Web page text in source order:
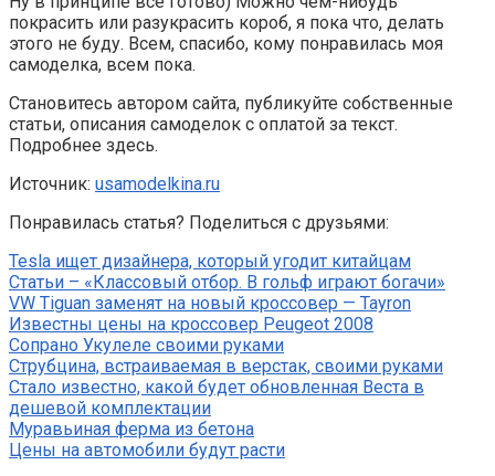
покрасить или разукрасить короб, я пока что, делать
этого не буду. Всем, спасибо, кому понравилась моя
самоделка, всем пока.
Становитесь автором сайта, публикуйте собственные
статьи, описания самоделок с оплатой за текст.
Подробнее здесь.
Источник: usamodelkina.ru
Понравилась статья? Поделиться с друзьями:
Tesla ищет дизайнера, который угодит китайцам
Статьи – «Классовый отбор. В гольф играют богачи»
VW Tiguan заменят на новый кроссовер — Tayron
Известны цены на кроссовер Peugeot 2008
Сопрано Укулеле своими руками
Струбцина, встраиваемая в верстак, своими руками
Стало известно, какой будет обновленная Веста в
дешевой комплектации
Муравьиная ферма из бетона
Цены на автомобили будут расти